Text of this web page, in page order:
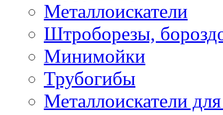
Металлоискатели
Штроборезы,
Минимойки
Трубогибы
Металлоискатели